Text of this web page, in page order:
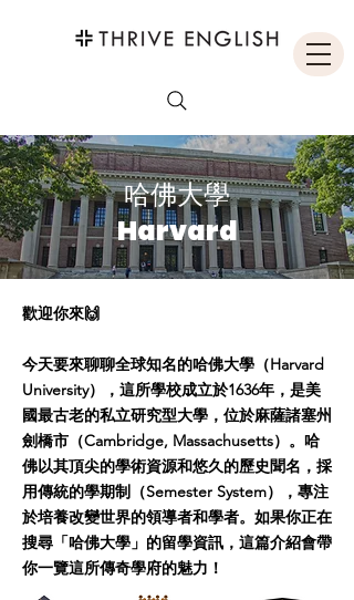
哈佛大學
Harvard
歡迎你來🙌
今天要來聊聊全球知名的哈佛大學（Harvard
University），這所學校成立於1636年，是美
國最古老的私立研究型大學，位於麻薩諸塞州
劍橋市（Cambridge, Massachusetts）。哈
佛以其頂尖的學術資源和悠久的歷史聞名，採
用傳統的學期制（Semester System），專注
於培養改變世界的領導者和學者。如果你正在
搜尋「哈佛大學」的留學資訊，這篇介紹會帶
你一覽這所傳奇學府的魅力！